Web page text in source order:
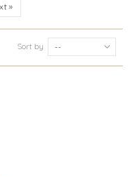
»
Sort by --